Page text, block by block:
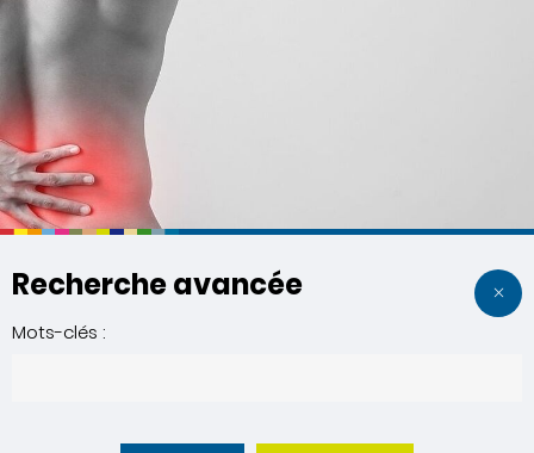
Recherche avancée
Mots-clés :